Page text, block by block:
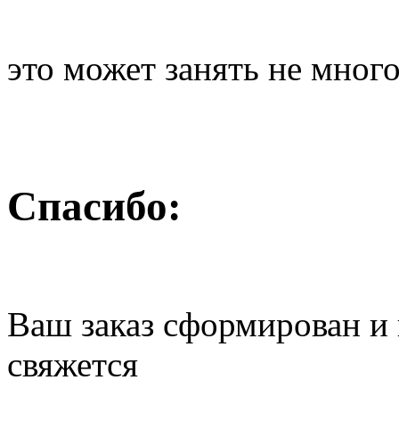
это может занять не
Спасибо:
Ваш заказ сформирован
свяжется